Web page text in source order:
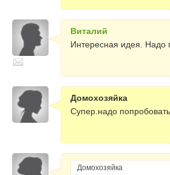
Виталий
Интересная идея. Надо
Домохозяйка
Супер.надо попробовать.